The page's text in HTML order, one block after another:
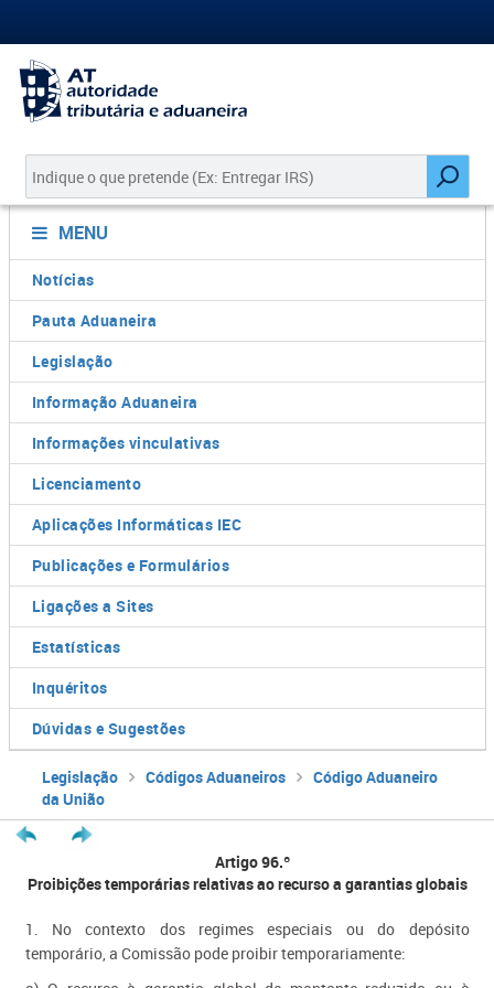
MENU
Notícias
Pauta Aduaneira
Legislação
Informação Aduaneira
Informações vinculativas
Licenciamento
Aplicações Informáticas IEC
Publicações e Formulários
Ligações a Sites
Estatísticas
Inquéritos
Dúvidas e Sugestões
Legislação Códigos Aduaneiros
Código Aduaneiro
da União
Artigo 96.º
Proibições temporárias relativas ao recurso a garantias globais
1. No contexto dos regimes especiais ou do depósito
temporário, a Comissão pode proibir temporariamente: